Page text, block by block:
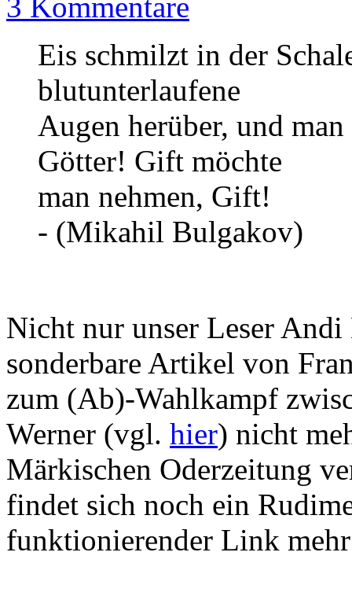
Eis schmilzt in der
blutunterlaufene
Augen herüber, und
Götter! Gift möchte
man nehmen, Gift!
- (Mikahil Bulgakov)
Nicht nur unser Leser
sonderbare Artikel von
zum (Ab)-Wahlkampf
Werner (vgl. hier) nicht
Märkischen Oderzeitung
findet sich noch ein
funktionierender Link